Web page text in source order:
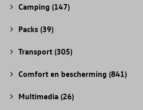
Camping (147)
Packs (39)
Transport (305)
Comfort en bescherming (841)
Multimedia (26)